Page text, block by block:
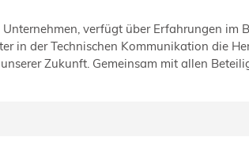
verfügt über Erfahrungen im
in der Technischen Kommunikation die
Zukunft. Gemeinsam mit allen